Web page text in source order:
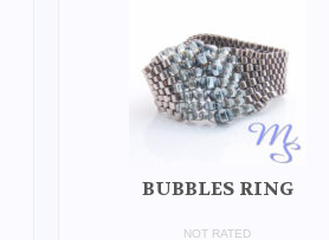
BUBBLES RING
NOT RATED